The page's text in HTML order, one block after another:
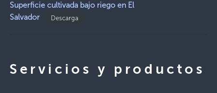
Superficie cultivada bajo riego en El
Salvador
Descarga
Servicios y productos